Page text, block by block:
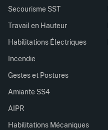
Secourisme SST
Travail en Hauteur
Habilitations Électriques
Incendie
Gestes et Postures
Amiante SS4
AIPR
Habilitations Mécaniques